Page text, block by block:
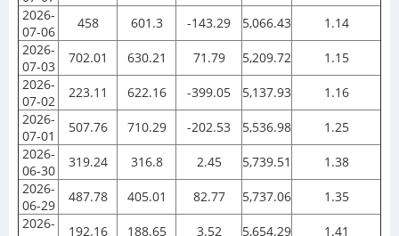
2026-
07-06
458 601.3 -143.29 5,066.43
1.14
2026-
07-03
702.01 630.21 71.79 5,209.72
1.15
2026-
07-02
223.11 622.16 -399.05 5,137.93
1.16
2026-
07-01
507.76 710.29 -202.53 5,536.98
1.25
2026-
06-30
319.24 316.8 2.45 5,739.51
1.38
2026-
06-29
487.78 405.01 82.77 5,737.06
1.35
2026-
192.16 188.65 3.52 5,654.29
1.41